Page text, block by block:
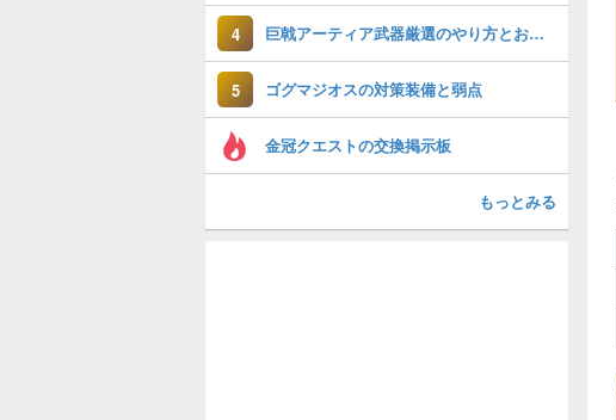
4 巨戟アーティア武器厳選のやり方とおすすめスキル
5 ゴグマジオスの対策装備と弱点
金冠クエストの交換掲示板
もっとみる